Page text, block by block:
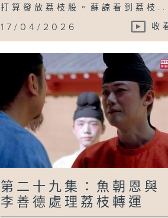
打算發放荔枝股。蘇諒看到荔枝...
17/04/2026 收
第二十九集：魚朝恩與
李善德處理荔枝轉運